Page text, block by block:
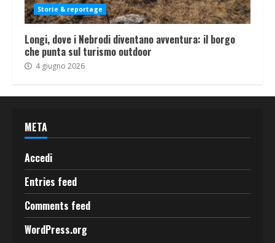
Storie & reportage
Longi, dove i Nebrodi diventano avventura: il borgo
che punta sul turismo outdoor
4 giugno 2026
META
Accedi
Entries feed
Comments feed
WordPress.org